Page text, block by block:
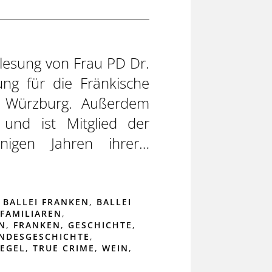
von Frau PD Dr.
für die Fränkische
Außerdem
und ist Mitglied der
Jahren ihrer…
BALLEI FRANKEN , BALLEI
FAMILIAREN ,
, FRANKEN , GESCHICHTE ,
,
, TRUE CRIME , WEIN ,